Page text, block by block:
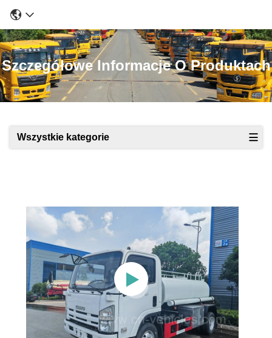
Szczegółowe Informacje O Produktach
Wszystkie kategorie